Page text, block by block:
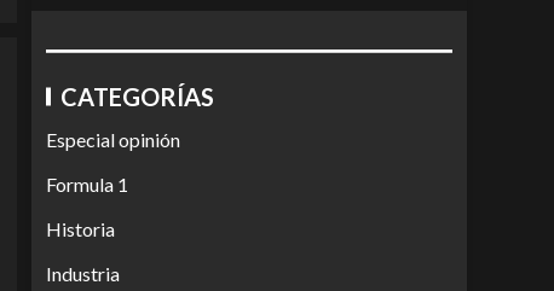
CATEGORÍAS
Especial opinión
Formula 1
Historia
Industria